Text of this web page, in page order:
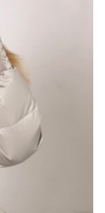
пояс,
фасону
то в вашем
в
в виде
пуховик,
и все
состав и